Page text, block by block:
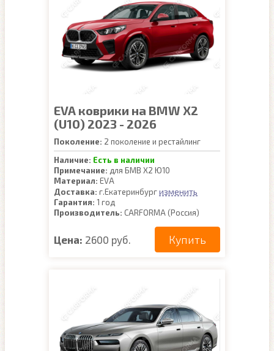
EVA коврики на BMW X2
(U10) 2023 - 2026
Поколение: 2 поколение и рестайлинг
Наличие: Есть в наличии
Примечание: для БМВ Х2 Ю10
Материал: EVA
Доставка: г.Екатеринбургизменить
Гарантия: 1 год
Производитель: CARFORMA (Россия)
Цена: 2600 руб. Купить